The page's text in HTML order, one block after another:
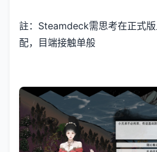
註：Steamdeck需思考在正式
配，目端接触单般